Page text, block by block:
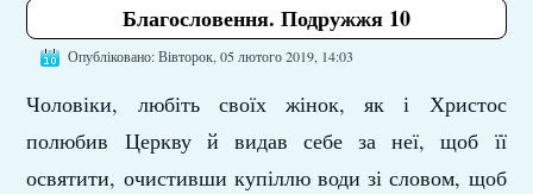
Благословення. Подружжя 10
Опубліковано: Вівторок, 05 лютого 2019, 14:03
Чоловіки, любіть своїх жінок, як і Христос
полюбив Церкву й видав себе за неї, щоб її
освятити, очистивши купіллю води зі словом, щоб